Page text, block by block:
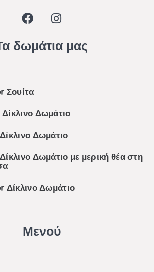
δωμάτια μας
Σουίτα
Δωμάτιο
Δωμάτιο
Δωμάτιο με μερική θέα στη
Δίκλινο Δωμάτιο
Μενού